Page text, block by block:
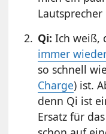
Qi: Ich weiß,
immer
so schnell
Charge) ist.
denn Qi ist
Ersatz für